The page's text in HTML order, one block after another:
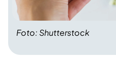
Foto: Shutterstock